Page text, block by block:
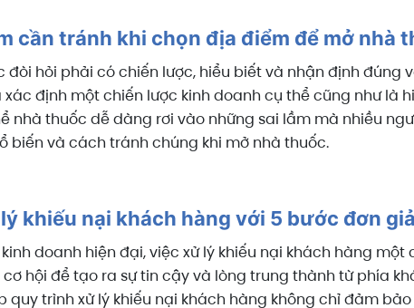
cần tránh khi chọn địa điểm để mở nhà
đòi hỏi phải có chiến lược, hiểu biết và nhận định đúng
định một chiến lược kinh doanh cụ thể cũng như là
nhà thuốc dễ dàng rơi vào những sai lầm mà nhiều
biến và cách tránh chúng khi mở nhà thuốc.
khiếu nại khách hàng với 5 bước đơn
doanh hiện đại, việc xử lý khiếu nại khách hàng
hội để tạo ra sự tin cậy và lòng trung thành từ phía
quy trình xử lý khiếu nại khách hàng không chỉ đảm